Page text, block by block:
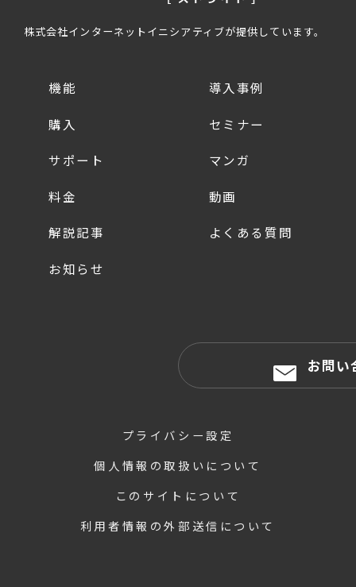
株式会社インターネットイニシアティブが提供しています。
機能
購入
サポート
料金
導入事例
セミナー
マンガ
動画
解説記事 よくある質問
お知らせ
プライバシー設定
個人情報の取扱いについて
このサイトについて
利用者情報の外部送信について
お問い